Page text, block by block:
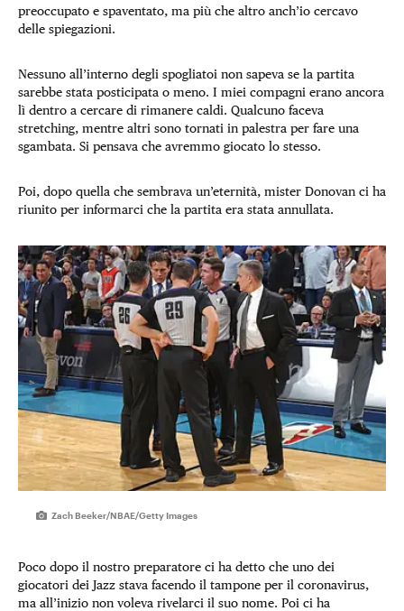
preoccupato e spaventato, ma più che altro anch’io cercavo
delle spiegazioni.
Nessuno all’interno degli spogliatoi non sapeva se la partita
sarebbe stata posticipata o meno. I miei compagni erano ancora
lì dentro a cercare di rimanere caldi. Qualcuno faceva
stretching, mentre altri sono tornati in palestra per fare una
sgambata. Si pensava che avremmo giocato lo stesso.
Poi, dopo quella che sembrava un’eternità, mister Donovan ci ha
riunito per informarci che la partita era stata annullata.
Zach Beeker/NBAE/Getty Images
Poco dopo il nostro preparatore ci ha detto che uno dei
giocatori dei Jazz stava facendo il tampone per il coronavirus,
ma all’inizio non voleva rivelarci il suo nome. Poi ci ha